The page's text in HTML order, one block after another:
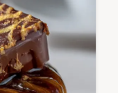
Notre
une texture